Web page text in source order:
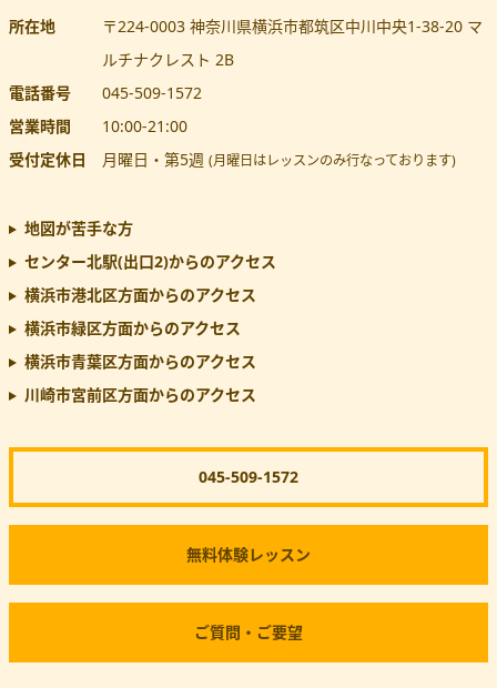
所在地 〒224-0003 神奈川県横浜市都筑区中川中央1-38-20 マ
ルチナクレスト 2B
電話番号
045-509-1572
営業時間
10:00-21:00
受付定休日
月曜日・第5週 (月曜日はレッスンのみ行なっております)
地図が苦手な方
センター北駅(出口2)からのアクセス
横浜市港北区方面からのアクセス
横浜市緑区方面からのアクセス
横浜市青葉区方面からのアクセス
川崎市宮前区方面からのアクセス
045-509-1572
無料体験レッスン
ご質問・ご要望